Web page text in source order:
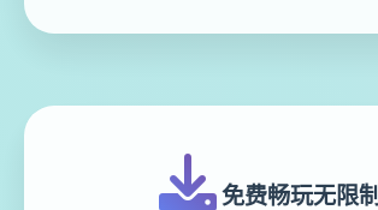
免费畅玩无限制